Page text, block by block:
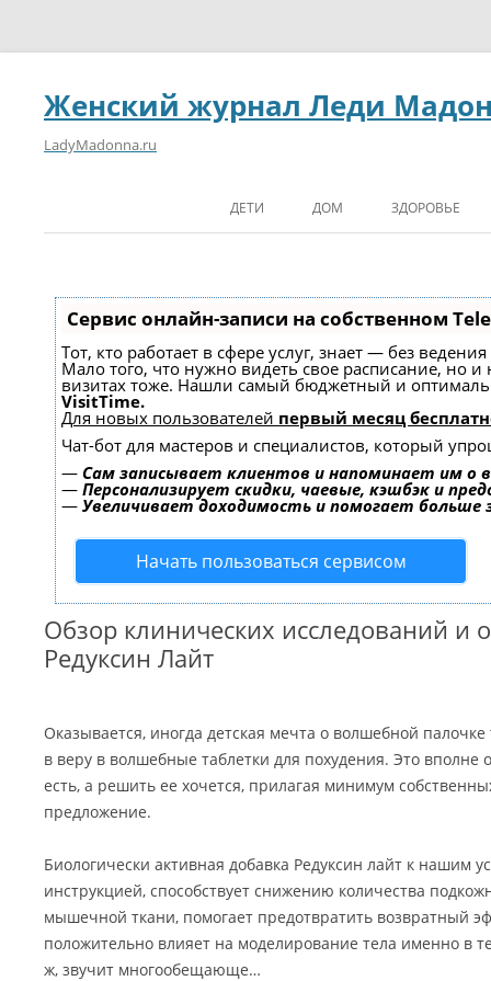
Женский журнал Леди
LadyMadonna.ru
ДЕТИ ДОМ ЗДОРОВЬЕ
Сервис онлайн-записи на собственном
Тот, кто работает в сфере услуг, знает — без
Мало того, что нужно видеть свое расписание, но
визитах тоже. Нашли самый бюджетный и
VisitTime.
Для новых пользователей первый месяц
Чат-бот для мастеров и специалистов, который
— Сам записывает клиентов и напоминает им о
— Персонализирует скидки, чаевые, кэшбэк и
— Увеличивает доходимость и помогает
Начать пользоваться сервисом
Обзор клинических исследований и
Редуксин Лайт
Оказывается, иногда детская мечта о волшебной
в веру в волшебные таблетки для похудения. Это вполне
есть, а решить ее хочется, прилагая минимум
предложение.
Биологически активная добавка Редуксин лайт к нашим
инструкцией, способствует снижению количества
мышечной ткани, помогает предотвратить возвратный
положительно влияет на моделирование тела именно в
ж, звучит многообещающе…